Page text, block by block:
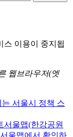
스 이용이 중지됩
웹브라우저(엣